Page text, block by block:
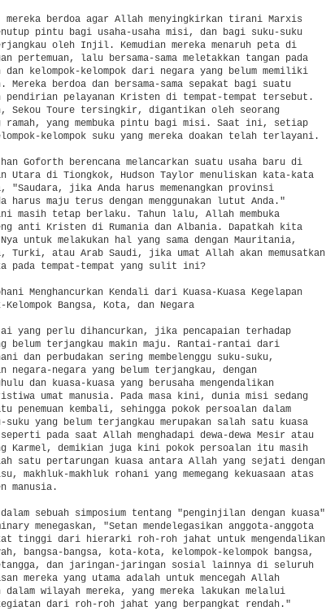
mereka berdoa agar Allah menyingkirkan tirani Marxis
pintu bagi usaha-usaha misi, dan bagi suku-suku
oleh Injil. Kemudian mereka menaruh peta di
pertemuan, lalu bersama-sama meletakkan tangan pada
dan kelompok-kelompok dari negara yang belum memiliki
Mereka berdoa dan bersama-sama sepakat bagi suatu
pendirian pelayanan Kristen di tempat-tempat tersebut.
Sekou Toure tersingkir, digantikan oleh seorang
ramah, yang membuka pintu bagi misi. Saat ini, setiap
kelompok suku yang mereka doakan telah terlayani.
Goforth berencana melancarkan suatu usaha baru di
Utara di Tiongkok, Hudson Taylor menuliskan kata-kata
"Saudara, jika Anda harus memenangkan provinsi
harus maju terus dengan menggunakan lutut Anda."
masih tetap berlaku. Tahun lalu, Allah membuka
anti Kristen di Rumania dan Albania. Dapatkah kita
Nya untuk melakukan hal yang sama dengan Mauritania,
Turki, atau Arab Saudi, jika umat Allah akan memusatkan
pada tempat-tempat yang sulit ini?
Menghancurkan Kendali dari Kuasa-Kuasa Kegelapan
Kelompok Bangsa, Kota, dan Negara
yang perlu dihancurkan, jika pencapaian terhadap
belum terjangkau makin maju. Rantai-rantai dari
dan perbudakan sering membelenggu suku-suku,
negara-negara yang belum terjangkau, dengan
dan kuasa-kuasa yang berusaha mengendalikan
umat manusia. Pada masa kini, dunia misi sedang
penemuan kembali, sehingga pokok persoalan dalam
suku yang belum terjangkau merupakan salah satu kuasa
pada saat Allah menghadapi dewa-dewa Mesir atau
Karmel, demikian juga kini pokok persoalan itu masih
satu pertarungan kuasa antara Allah yang sejati dengan
makhluk-makhluk rohani yang memegang kekuasaan atas
manusia.
dalam sebuah simposium tentang "penginjilan dengan kuasa"
menegaskan, "Setan mendelegasikan anggota-anggota
tinggi dari hierarki roh-roh jahat untuk mengendalikan
bangsa-bangsa, kota-kota, kelompok-kelompok bangsa,
dan jaringan-jaringan sosial lainnya di seluruh
mereka yang utama adalah untuk mencegah Allah
dalam wilayah mereka, yang mereka lakukan melalui
kegiatan dari roh-roh jahat yang berpangkat rendah."